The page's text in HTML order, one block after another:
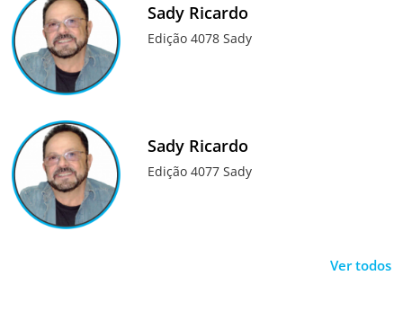
Sady Ricardo
Edição 4078 Sady
Sady Ricardo
Edição 4077 Sady
Ver todos